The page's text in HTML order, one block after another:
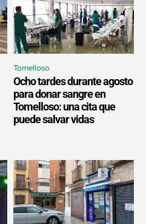
Tomelloso
Ocho tardes durante agosto
para donar sangre en
Tomelloso: una cita que
puede salvar vidas